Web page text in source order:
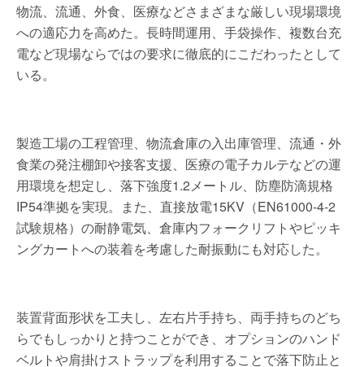
物流、流通、外食、医療などさまざまな厳しい現場環境
への適応力を高めた。長時間運用、手袋操作、複数台充
電など現場ならではの要求に徹底的にこだわったとして
いる。
製造工場の工程管理、物流倉庫の入出庫管理、流通・外
食業の発注棚卸や接客支援、医療の電子カルテなどの運
用環境を想定し、落下強度1.2メートル、防塵防滴規格
IP54準拠を実現。また、直接放電15KV（EN61000-4-2
試験規格）の耐静電気、倉庫内フォークリフトやピッキ
ングカートへの装着を考慮した耐振動にも対応した。
装置背面形状を工夫し、左右片手持ち、両手持ちのどち
らでもしっかりと持つことができ、オプションのハンド
ベルトや肩掛けストラップを利用することで落下防止と